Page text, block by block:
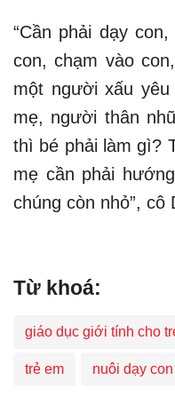
“Cần phải dạy
con, chạm vào
một người xấu
mẹ, người thân
thì bé phải làm gì?
mẹ cần phải
chúng còn nhỏ”, cô
Từ khoá:
giáo dục giới tính cho
trẻ em nuôi dạy con